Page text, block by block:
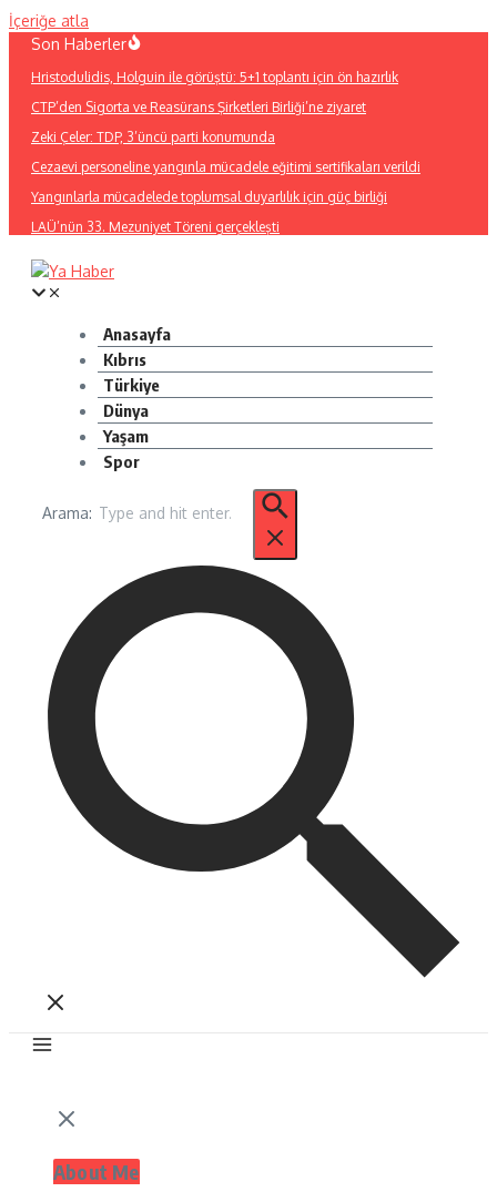
İçeriğe atla
Son Haberler
Hristodulidis, Holguin ile görüştü: 5+1 toplantı için ön hazırlık
CTP’den Sigorta ve Reasürans Şirketleri Birliği’ne ziyaret
Zeki Çeler: TDP, 3’üncü parti konumunda
Cezaevi personeline yangınla mücadele eğitimi sertifikaları verildi
Yangınlarla mücadelede toplumsal duyarlılık için güç birliği
LAÜ’nün 33. Mezuniyet Töreni gerçekleşti
Anasayfa
Kıbrıs
Türkiye
Dünya
Yaşam
Spor
Arama:
About Me